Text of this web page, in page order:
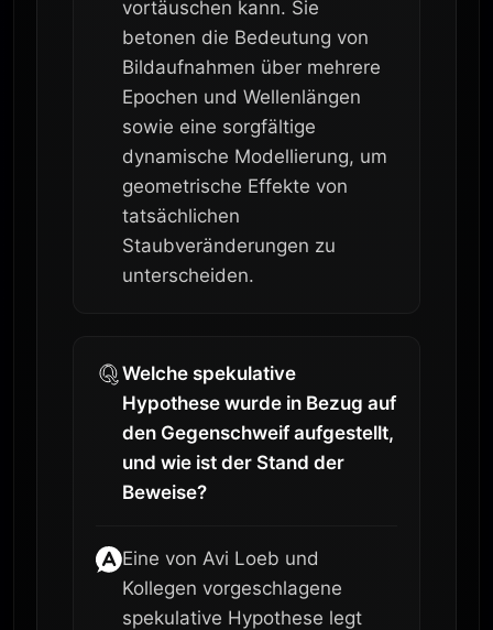
vortäuschen kann. Sie
betonen die Bedeutung von
Bildaufnahmen über mehrere
Epochen und Wellenlängen
sowie eine sorgfältige
dynamische Modellierung, um
geometrische Effekte von
tatsächlichen
Staubveränderungen zu
unterscheiden.
Welche spekulative
Hypothese wurde in Bezug auf
den Gegenschweif aufgestellt,
und wie ist der Stand der
Beweise?
Eine von Avi Loeb und
Kollegen vorgeschlagene
spekulative Hypothese legt